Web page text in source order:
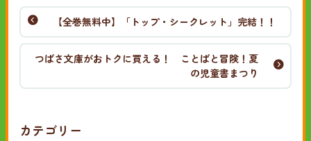
【全巻無料中】「トップ・シークレット」完結！！
つばさ文庫がおトクに買える！ ことばと冒険！夏
の児童書まつり
カテゴリー